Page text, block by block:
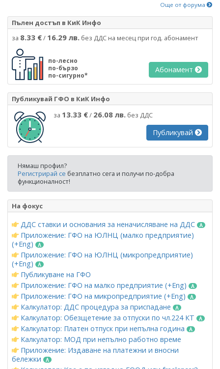
Още от форума
Пълен достъп в КиК Инфо
за 8.33 €/ 16.29 лв. без ДДС на месец при год. абонамент
по-лесно
по-бързо
по-сигурно*
Абонамент
Публикувай ГФО в КиК Инфо
за 13.33 €/ 26.08 лв. без ДДС
Публикувай
Нямаш профил?
Регистрирай се безплатно сега и получи по-добра
функционалност!
На фокус
ДДС ставки и основания за неначисляване на ДДС
Приложение: ГФО на ЮЛНЦ (малко предприятие)
(+Eng)
Приложение: ГФО на ЮЛНЦ (микропредприятие)
(+Eng)
Публикуване на ГФО
Приложение: ГФО на малко предприятие (+Eng)
Приложение: ГФО на микропредприятие (+Eng)
Калкулатор: ДДС процедура за приспадане
Калкулатор: Обезщетение за отпуски по чл.224 КТ
Калкулатор: Платен отпуск при непълна година
Калкулатор: МОД при непълно работно време
Приложение: Издаване на платежни и вносни
бележки